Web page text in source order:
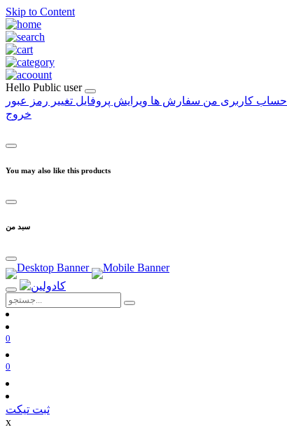
Skip to Content
Hello Public user
حساب کاربری من سفارش ها ویرایش پروفایل تغییر رمز عبور
خروج
You may also like this products
سبد من
0
0
ثبت تیکت
x